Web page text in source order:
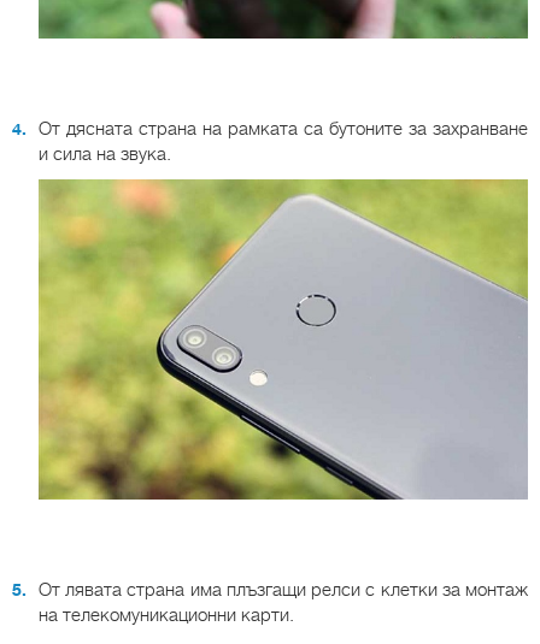
От дясната страна на рамката са бутоните за захранване
и сила на звука.
От лявата страна има плъзгащи релси с клетки за монтаж
на телекомуникационни карти.